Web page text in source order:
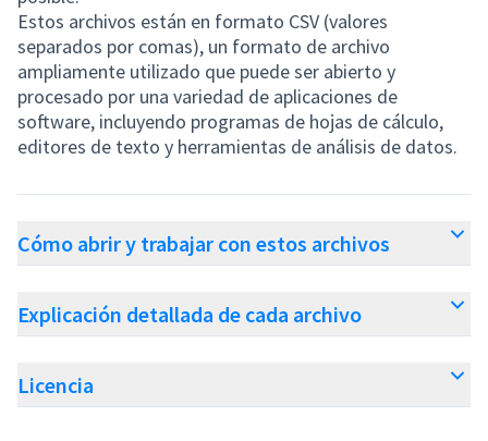
Estos archivos están en formato CSV (valores
separados por comas), un formato de archivo
ampliamente utilizado que puede ser abierto y
procesado por una variedad de aplicaciones de
software, incluyendo programas de hojas de cálculo,
editores de texto y herramientas de análisis de datos.
Cómo abrir y trabajar con estos archivos
Explicación detallada de cada archivo
Licencia